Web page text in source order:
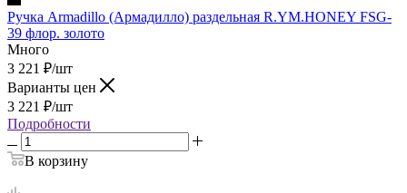
Ручка Armadillo (Армадилло) раздельная R.YM.HONEY FSG-
39 флор. золото
Много
3 221 ₽/шт
Варианты цен
3 221 ₽/шт
Подробности
В корзину